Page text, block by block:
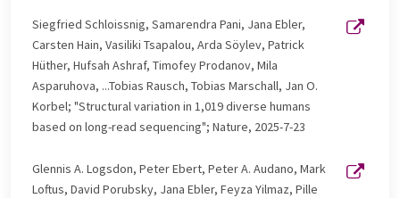
Siegfried Schloissnig, Samarendra Pani, Jana Ebler,
Carsten Hain, Vasiliki Tsapalou, Arda Söylev, Patrick
Hüther, Hufsah Ashraf, Timofey Prodanov, Mila
Asparuhova, ...Tobias Rausch, Tobias Marschall, Jan O.
Korbel; "Structural variation in 1,019 diverse humans
based on long-read sequencing"; Nature, 2025-7-23
Glennis A. Logsdon, Peter Ebert, Peter A. Audano, Mark
Loftus, David Porubsky, Jana Ebler, Feyza Yilmaz, Pille